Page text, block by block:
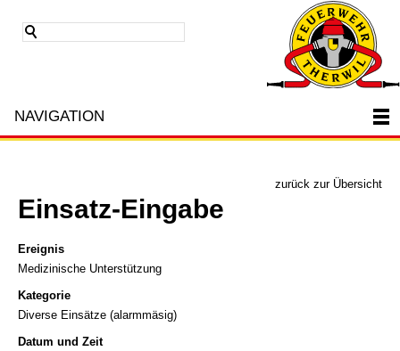
NAVIGATION
zurück zur Übersicht
Einsatz-Eingabe
Ereignis
Medizinische Unterstützung
Kategorie
Diverse Einsätze (alarmmäsig)
Datum und Zeit